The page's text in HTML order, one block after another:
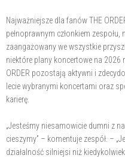
Najważniejsze dla fanów THE
pełnoprawnym członkiem
zaangażowany we wszystkie
niektóre plany koncertowe na
ORDER pozostają aktywni i
lecie wybranymi koncertami oraz
karierę.
„Jesteśmy niesamowicie dumni z
cieszymy” – komentuje zespół. –
działalność silniejsi niż